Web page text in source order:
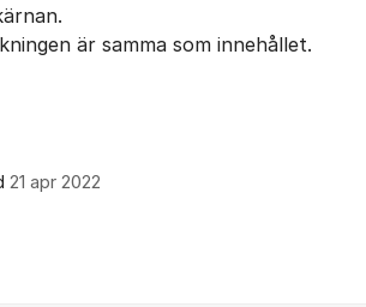
är samma som innehållet.
21 apr 2022